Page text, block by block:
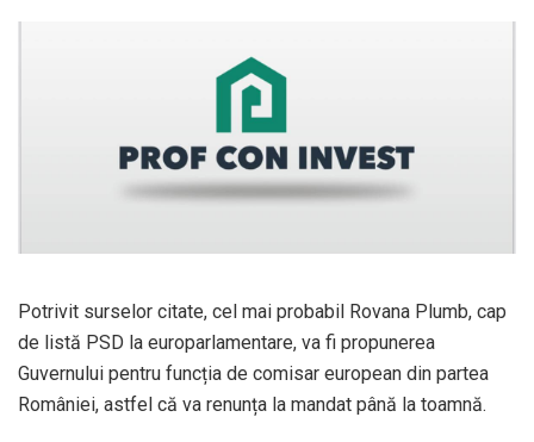
Potrivit surselor citate, cel mai probabil Rovana Plumb, cap
de listă PSD la europarlamentare, va fi propunerea
Guvernului pentru funcția de comisar european din partea
României, astfel că va renunța la mandat până la toamnă.